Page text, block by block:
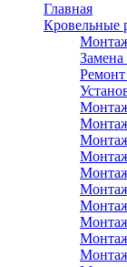
Главная
Кровельные
Замена